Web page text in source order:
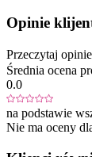
Opinie
Przeczytaj
Średnia ocena
0.0
na podstawie
Nie ma oceny